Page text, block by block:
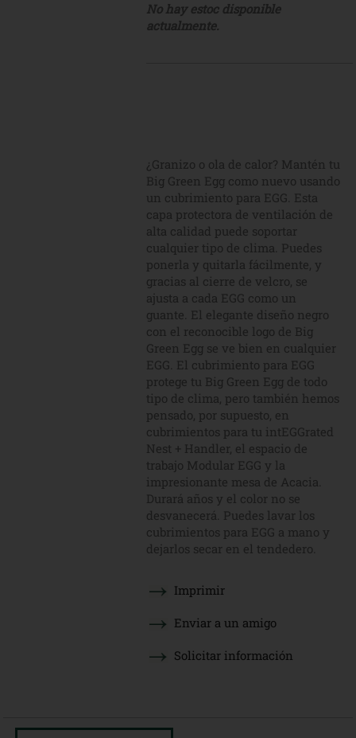
No hay estoc disponible
actualmente.
¿Granizo o ola de calor? Mantén tu
Big Green Egg como nuevo usando
un cubrimiento para EGG. Esta
capa protectora de ventilación de
alta calidad puede soportar
cualquier tipo de clima. Puedes
ponerla y quitarla fácilmente, y
gracias al cierre de velcro, se
ajusta a cada EGG como un
guante. El elegante diseño negro
con el reconocible logo de Big
Green Egg se ve bien en cualquier
EGG. El cubrimiento para EGG
protege tu Big Green Egg de todo
tipo de clima, pero también hemos
pensado, por supuesto, en
cubrimientos para tu intEGGrated
Nest + Handler, el espacio de
trabajo Modular EGG y la
impresionante mesa de Acacia.
Durará años y el color no se
desvanecerá. Puedes lavar los
cubrimientos para EGG a mano y
dejarlos secar en el tendedero.
Imprimir
Enviar a un amigo
Solicitar información